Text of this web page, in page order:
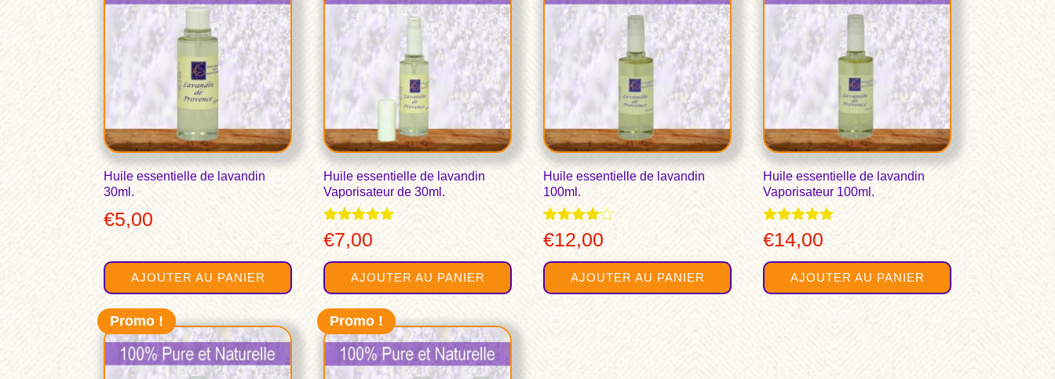
Huile essentielle de lavandin
30ml.
€5,00
AJOUTER AU PANIER
Huile essentielle de lavandin
Vaporisateur de 30ml.
Note
5.00
sur 5
€7,00
AJOUTER AU PANIER
Huile essentielle de lavandin
100ml.
Note
4.00
sur 5
€12,00
AJOUTER AU PANIER
Huile essentielle de lavandin
Vaporisateur 100ml.
Note
5.00
sur 5
€14,00
AJOUTER AU PANIER
Promo ! Promo !